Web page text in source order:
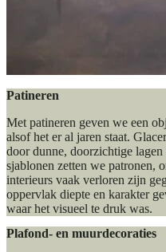
Patineren
Met patineren geven we een
alsof het er al jaren staat.
door dunne, doorzichtige
sjablonen zetten we patronen,
interieurs vaak verloren zijn
oppervlak diepte en karakter
waar het visueel te druk was.
Plafond- en muurdecoraties